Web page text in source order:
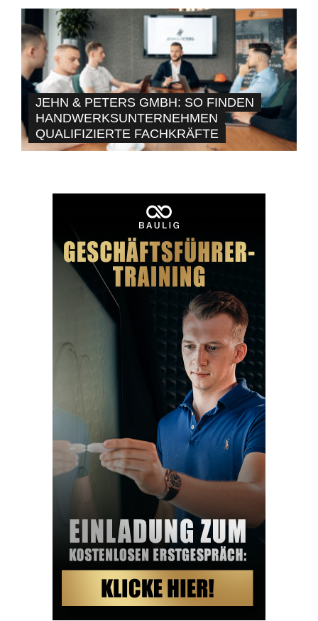
JEHN & PETERS GMBH: SO FINDEN
HANDWERKSUNTERNEHMEN
QUALIFIZIERTE FACHKRÄFTE